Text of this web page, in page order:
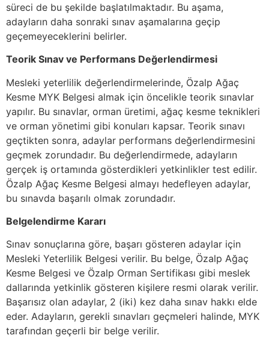
süreci de bu şekilde başlatılmaktadır. Bu aşama,
adayların daha sonraki sınav aşamalarına geçip
geçemeyeceklerini belirler.
Teorik Sınav ve Performans Değerlendirmesi
Mesleki yeterlilik değerlendirmelerinde, Özalp Ağaç
Kesme MYK Belgesi almak için öncelikle teorik sınavlar
yapılır. Bu sınavlar, orman üretimi, ağaç kesme teknikleri
ve orman yönetimi gibi konuları kapsar. Teorik sınavı
geçtikten sonra, adaylar performans değerlendirmesini
geçmek zorundadır. Bu değerlendirmede, adayların
gerçek iş ortamında gösterdikleri yetkinlikler test edilir.
Özalp Ağaç Kesme Belgesi almayı hedefleyen adaylar,
bu sınavda başarılı olmak zorundadır.
Belgelendirme Kararı
Sınav sonuçlarına göre, başarı gösteren adaylar için
Mesleki Yeterlilik Belgesi verilir. Bu belge, Özalp Ağaç
Kesme Belgesi ve Özalp Orman Sertifikası gibi meslek
dallarında yetkinlik gösteren kişilere resmi olarak verilir.
Başarısız olan adaylar, 2 (iki) kez daha sınav hakkı elde
eder. Adayların, gerekli sınavları geçmeleri halinde, MYK
tarafından geçerli bir belge verilir.